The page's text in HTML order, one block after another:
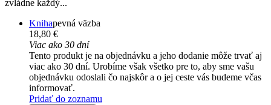
zvládne každý...
Knihapevná väzba
18,80 €
Viac ako 30 dní
Tento produkt je na objednávku a jeho dodanie môže trvať aj
viac ako 30 dní. Urobíme však všetko pre to, aby sme vašu
objednávku odoslali čo najskôr a o jej ceste vás budeme včas
informovať.
Pridať do zoznamu